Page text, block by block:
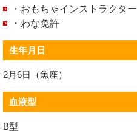
・おもちゃインストラクター
・わな免許
生年月日
2月6日（魚座）
血液型
B型